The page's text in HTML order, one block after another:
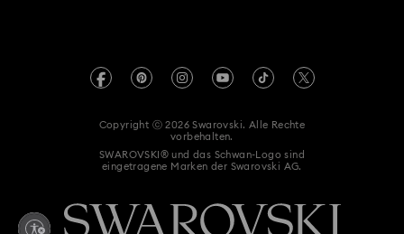
Termin buchen
Code of Conduct & Policies
REACH-Informationen
Erklärung zur Barrierefreiheit
Vertrag widerrufen
Copyright ⓒ 2026 Swarovski. Alle Rechte
vorbehalten.
SWAROVSKI® und das Schwan-Logo sind
eingetragene Marken der Swarovski AG.